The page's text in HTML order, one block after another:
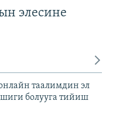
элесине
таалимдин эл
болууга тийиш